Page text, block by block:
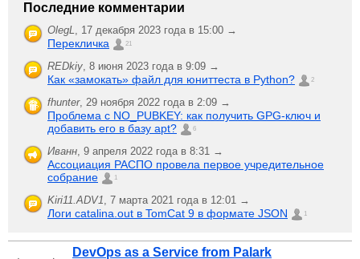
Последние комментарии
OlegL, 17 декабря 2023 года в 15:00 →
Перекличка 21
REDkiy, 8 июня 2023 года в 9:09 →
Как «замокать» файл для юниттеста в Python? 2
fhunter, 29 ноября 2022 года в 2:09 →
Проблема с NO_PUBKEY: как получить GPG-ключ и
добавить его в базу apt?
6
Иванн, 9 апреля 2022 года в 8:31 →
Ассоциация РАСПО провела первое учредительное
собрание
1
Kiri11.ADV1, 7 марта 2021 года в 12:01 →
Логи catalina.out в TomCat 9 в формате JSON 1
DevOps as a Service from Palark